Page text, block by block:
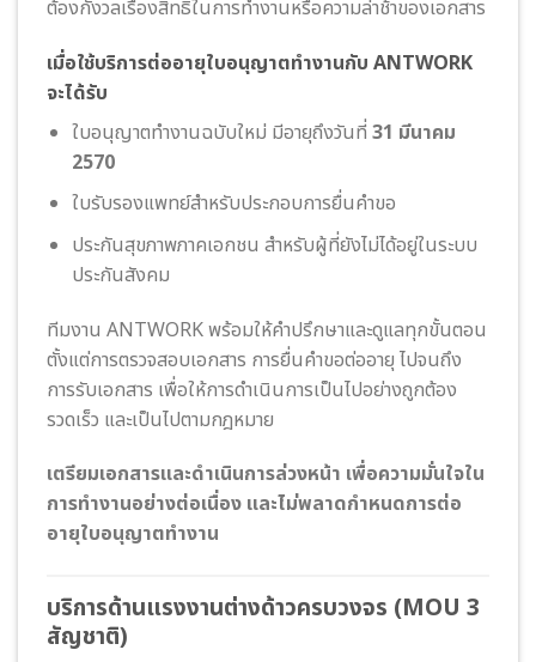
ต้องกังวลเรื่องสิทธิในการทำงานหรือความล่าช้าของเอกสาร
เมื่อใช้บริการต่ออายุใบอนุญาตทำงานกับ ANTWORK
จะได้รับ
ใบอนุญาตทำงานฉบับใหม่ มีอายุถึงวันที่31 มีนาคม
2570
ใบรับรองแพทย์สำหรับประกอบการยื่นคำขอ
ประกันสุขภาพภาคเอกชน สำหรับผู้ที่ยังไม่ได้อยู่ในระบบ
ประกันสังคม
ทีมงาน ANTWORK พร้อมให้คำปรึกษาและดูแลทุกขั้นตอน
ตั้งแต่การตรวจสอบเอกสาร การยื่นคำขอต่ออายุ ไปจนถึง
การรับเอกสาร เพื่อให้การดำเนินการเป็นไปอย่างถูกต้อง
รวดเร็ว และเป็นไปตามกฎหมาย
เตรียมเอกสารและดำเนินการล่วงหน้า เพื่อความมั่นใจใน
การทำงานอย่างต่อเนื่อง และไม่พลาดกำหนดการต่อ
อายุใบอนุญาตทำงาน
บริการด้านแรงงานต่างด้าวครบวงจร (MOU 3
สัญชาติ)